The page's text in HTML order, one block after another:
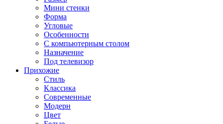
Мини стенки
Форма
Угловые
Особенности
С компьютерным столом
Назначение
Под телевизор
Прихожие
Стиль
Классика
Современные
Модерн
Цвет